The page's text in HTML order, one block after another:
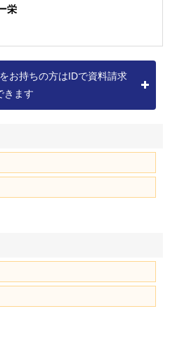
針および個人情報の取扱いに
ださい。
エントリーいただいた方、物件
に売買契約を締結いただいた方
に関する以下記載の個人情報
す）を取得し、以下の各条の
します＞
（氏名、住所、電話番号、電
性別、職業など、お客様から
来場後に不動産取引に際して
栄
お持ちの方はIDで資料請求
きます